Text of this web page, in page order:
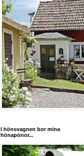
I hönsvagnen bor mina
hönapönor...